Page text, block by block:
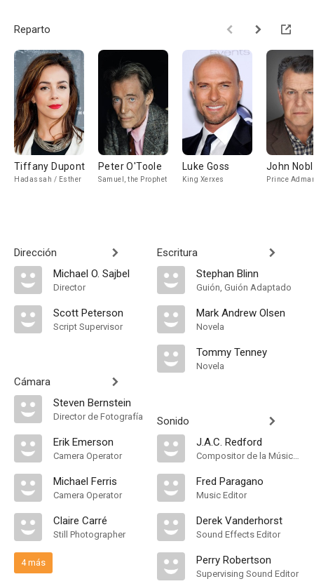
Reparto
Tiffany Dupont
Hadassah / Esther
Peter O'Toole
Samuel, the Prophet
Luke Goss
King Xerxes
John
Prince
Dirección
Michael O. Sajbel
Director
Scott Peterson
Script Supervisor
Cámara
Steven Bernstein
Director de Fotografía
Erik Emerson
Camera Operator
Michael Ferris
Camera Operator
Claire Carré
Still Photographer
4 más
Escritura
Stephan Blinn
Guión, Guión Adaptado
Mark Andrew Olsen
Novela
Tommy Tenney
Novela
Sonido
J.A.C. Redford
Compositor de la Música Original
Fred Paragano
Music Editor
Derek Vanderhorst
Sound Effects Editor
Perry Robertson
Supervising Sound Editor